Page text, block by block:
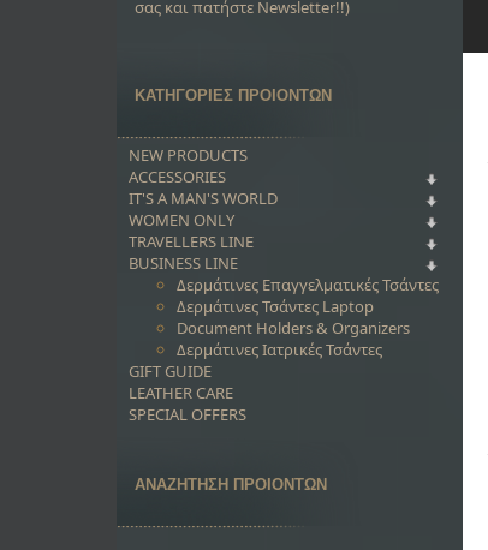
σας και πατήστε Newsletter!!)
ΚΑΤΗΓΟΡΙΕΣ ΠΡΟΙΟΝΤΩΝ
NEW PRODUCTS
ACCESSORIES
IT'S A MAN'S WORLD
WOMEN ONLY
TRAVELLERS LINE
BUSINESS LINE
Δερμάτινες Επαγγελματικές Τσάντες
Δερμάτινες Τσάντες Laptop
Document Holders & Organizers
Δερμάτινες Ιατρικές Τσάντες
GIFT GUIDE
LEATHER CARE
SPECIAL OFFERS
ΑΝΑΖΗΤΗΣΗ ΠΡΟΙΟΝΤΩΝ